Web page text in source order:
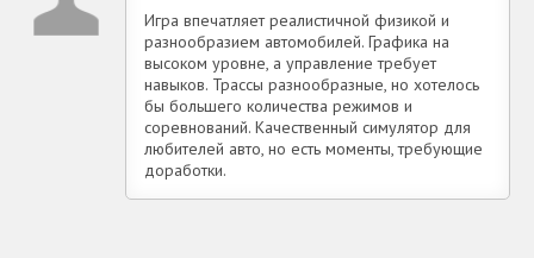
Игра впечатляет реалистичной физикой и
разнообразием автомобилей. Графика на
высоком уровне, а управление требует
навыков. Трассы разнообразные, но хотелось
бы большего количества режимов и
соревнований. Качественный симулятор для
любителей авто, но есть моменты, требующие
доработки.